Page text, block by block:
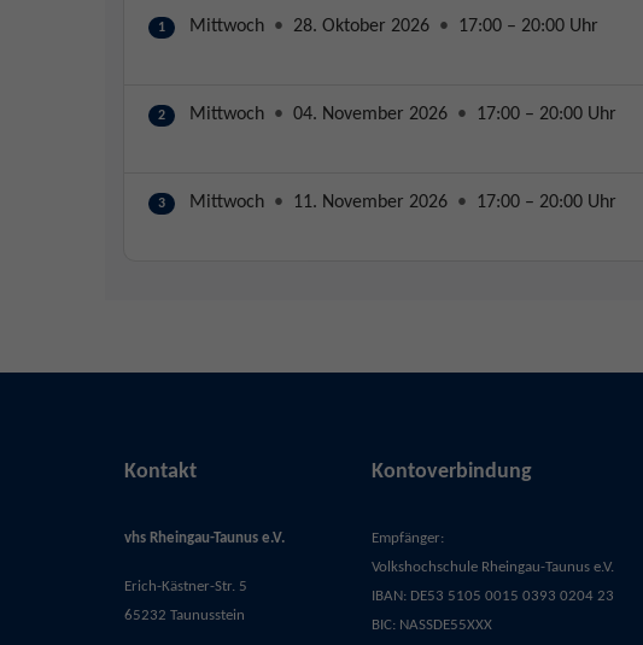
1 Mittwoch • 28. Oktober 2026 • 17:00 – 20:00 Uhr
2 Mittwoch • 04. November 2026 • 17:00 – 20:00 Uhr
3 Mittwoch • 11. November 2026 • 17:00 – 20:00 Uhr
Kontakt
vhs Rheingau-Taunus e.V.
Erich-Kästner-Str. 5
65232 Taunusstein
Kontoverbindung
Empfänger:
Volkshochschule Rheingau-Taunus e.V.
IBAN: DE53 5105 0015 0393 0204 23
BIC: NASSDE55XXX